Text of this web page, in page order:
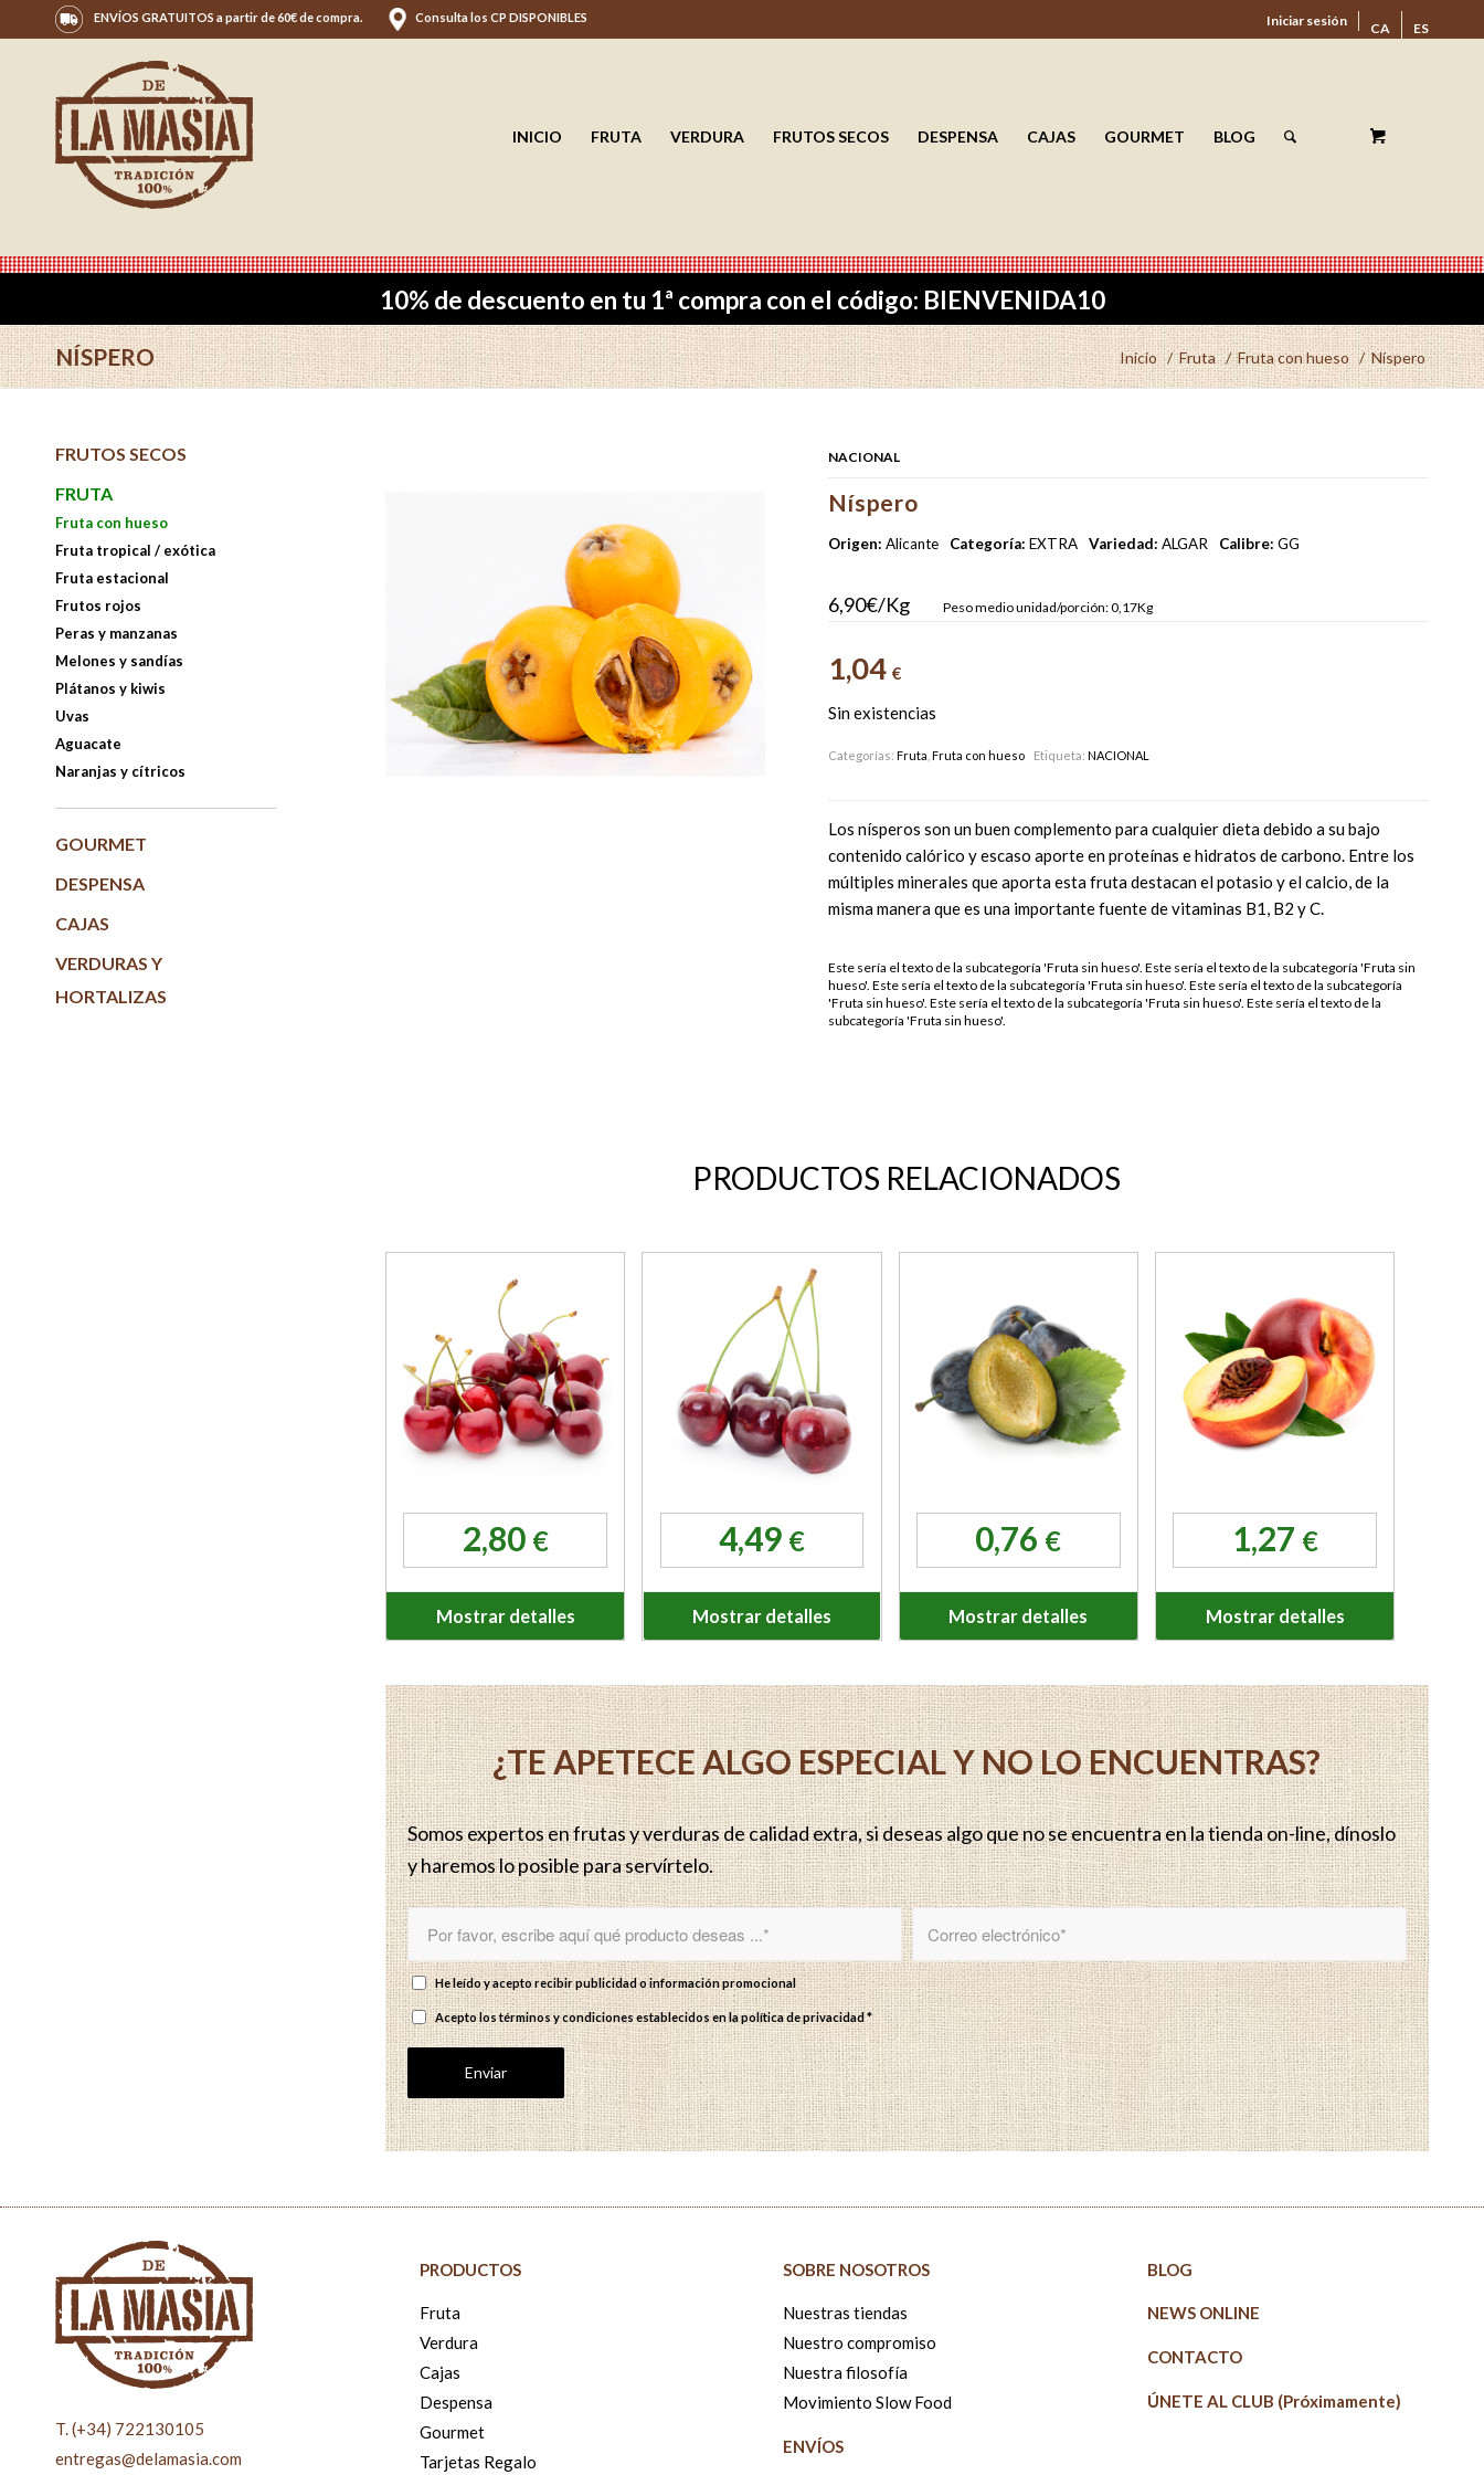
Iniciar sesión CA ES
ENVÍOS GRATUITOS a partir de 60€ de compra. Consulta los CP DISPONIBLES
INICIO FRUTA VERDURA FRUTOS SECOS DESPENSA CAJAS GOURMET BLOG
10% de descuento en tu 1ª compra con el código: BIENVENIDA10
NÍSPERO Inicio / Fruta / Fruta con hueso / Níspero
NACIONAL
Níspero
Origen: Alicante Categoría: EXTRA Variedad: ALGAR Calibre: GG
6,90€/Kg Peso medio unidad/porción: 0,17Kg
1,04 €
Sin existencias
Categorías: Fruta Fruta con hueso Etiqueta: NACIONAL
Los nísperos son un buen complemento para cualquier dieta debido a su bajo
contenido calórico y escaso aporte en proteínas e hidratos de carbono. Entre los
múltiples minerales que aporta esta fruta destacan el potasio y el calcio, de la
misma manera que es una importante fuente de vitaminas B1, B2 y C.
Este sería el texto de la subcategoría 'Fruta sin hueso'. Este sería el texto de la subcategoría 'Fruta sin
hueso'. Este sería el texto de la subcategoría 'Fruta sin hueso'. Este sería el texto de la subcategoría
'Fruta sin hueso'. Este sería el texto de la subcategoría 'Fruta sin hueso'. Este sería el texto de la
subcategoría 'Fruta sin hueso'.
PRODUCTOS RELACIONADOS
2,80 €
Mostrar detalles
4,49 €
Mostrar detalles
0,76 €
Mostrar detalles
1,27 €
Mostrar detalles
¿TE APETECE ALGO ESPECIAL Y NO LO ENCUENTRAS?
Somos expertos en frutas y verduras de calidad extra, si deseas algo que no se encuentra en la tienda on-line, dínoslo
y haremos lo posible para servírtelo.
He leído y acepto recibir publicidad o información promocional
Acepto los términos y condiciones establecidos enla política de privacidad*
FRUTOS SECOS
FRUTA
Fruta con hueso
Fruta tropical / exótica
Fruta estacional
Frutos rojos
Peras y manzanas
Melones y sandías
Plátanos y kiwis
Uvas
Aguacate
Naranjas y cítricos
GOURMET
DESPENSA
CAJAS
VERDURAS Y
HORTALIZAS
T. (+34) 722130105
entregas@delamasia.com
PRODUCTOS
Fruta
Verdura
Cajas
Despensa
Gourmet
Tarjetas Regalo
SOBRE NOSOTROS
Nuestras tiendas
Nuestro compromiso
Nuestra filosofía
Movimiento Slow Food
ENVÍOS
BLOG
NEWS ONLINE
CONTACTO
ÚNETE AL CLUB (Próximamente)